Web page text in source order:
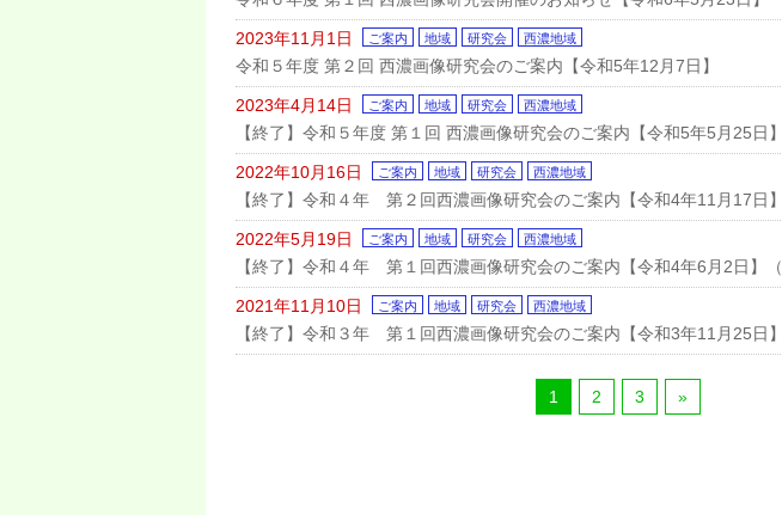
2023年11月1日 ご案内 地域 研究会 西濃地域
令和５年度 第２回 西濃画像研究会のご案内【令和5年12月7日】
2023年4月14日 ご案内 地域 研究会 西濃地域
【終了】令和５年度 第１回 西濃画像研究会のご案内【令和5年5月25日】
2022年10月16日 ご案内 地域 研究会 西濃地域
【終了】令和４年 第２回西濃画像研究会のご案内【令和4年11月17日】
2022年5月19日 ご案内 地域 研究会 西濃地域
【終了】令和４年 第１回西濃画像研究会のご案内【令和4年6月2日】（
2021年11月10日 ご案内 地域 研究会 西濃地域
【終了】令和３年 第１回西濃画像研究会のご案内【令和3年11月25日
1 2 3 »